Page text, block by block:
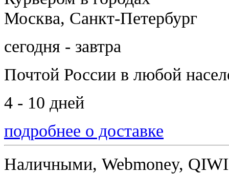
Москва, Санкт-Петербург
сегодня - завтра
Почтой России в любой
4 - 10 дней
подробнее о доставке
Наличными, Webmoney,